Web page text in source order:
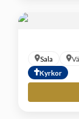
Sala
Kyrkor